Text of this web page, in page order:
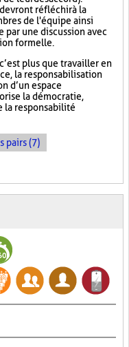
réfléchir à la
de l'équipe ainsi
par une discussion avec
formelle.
plus que travailler en
la responsabilisation
d’un espace
la démocratie,
la responsabilité
pairs (7)